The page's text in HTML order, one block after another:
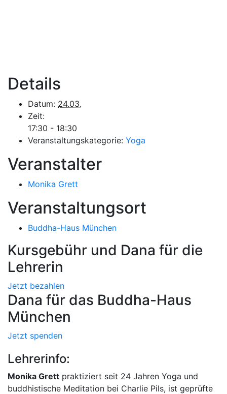
Details
Datum: 24.03.
Zeit:
17:30 - 18:30
Veranstaltungskategorie: Yoga
Veranstalter
Monika Grett
Veranstaltungsort
Buddha-Haus München
Kursgebühr und Dana für die
Lehrerin
Jetzt bezahlen
Dana für das Buddha-Haus
München
Jetzt spenden
Lehrerinfo:
Monika Grett praktiziert seit 24 Jahren Yoga und
buddhistische Meditation bei Charlie Pils, ist geprüfte